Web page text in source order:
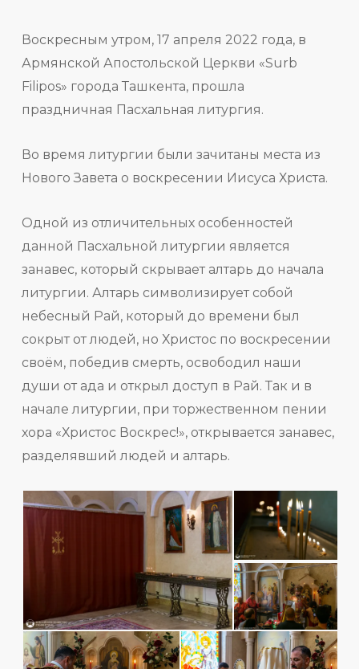
Воскресным утром, 17 апреля 2022 года, в
Армянской Апостольской Церкви «Surb
Filipos» города Ташкента, прошла
праздничная Пасхальная литургия.
Во время литургии были зачитаны места из
Нового Завета о воскресении Иисуса Христа.
Одной из отличительных особенностей
данной Пасхальной литургии является
занавес, который скрывает алтарь до начала
литургии. Алтарь символизирует собой
небесный Рай, который до времени был
сокрыт от людей, но Христос по воскресении
своём, победив смерть, освободил наши
души от ада и открыл доступ в Рай. Так и в
начале литургии, при торжественном пении
хора «Христос Воскрес!», открывается занавес,
разделявший людей и алтарь.